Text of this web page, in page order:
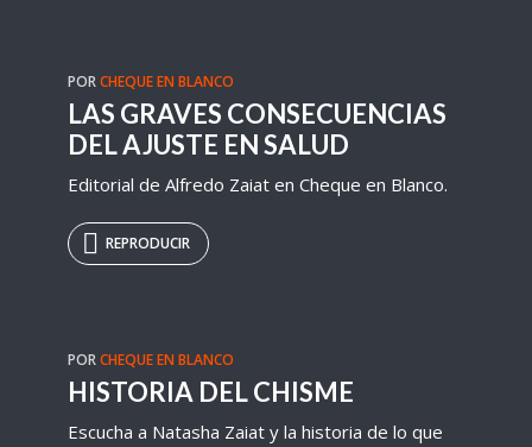
PORCHEQUE EN BLANCO
LAS GRAVES CONSECUENCIAS
DEL AJUSTE EN SALUD
Editorial de Alfredo Zaiat en Cheque en Blanco.
REPRODUCIR
PORCHEQUE EN BLANCO
HISTORIA DEL CHISME
Escucha a Natasha Zaiat y la historia de lo que